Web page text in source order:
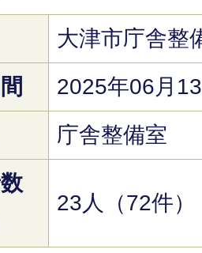
大津市庁舎整
2025年06月
庁舎整備室
23人（72件）